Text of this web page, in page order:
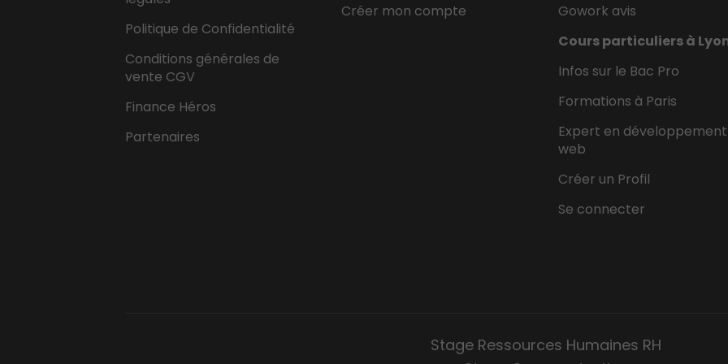
Politique de Confidentialité
Conditions générales de
vente CGV
Finance Héros
Partenaires
Créer mon compte
Gowork avis
Cours particuliers à
Infos sur le Bac Pro
Formations à Paris
Expert en développement
web
Créer un Profil
Se connecter
Stage Ressources Humaines RH